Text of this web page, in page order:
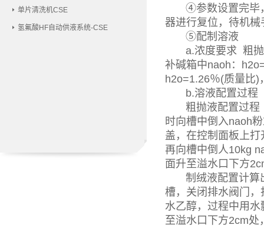
单片清洗机CSE
氢氟酸HF自动供液系统-CSE
④参数设置完毕，
器进行复位，待机械
⑤配制溶液
a.浓度要求 粗抛
补碱箱中naoh：
h2o=1.26％(质量比
b.溶液配置过程
粗抛液配置过程
时向槽中倒入naoh
盖，在控制面板上
再向槽中倒人10kg
面升至溢水口下方
制绒液配置计算出
槽，关闭排水阀门
水乙醇，过程中用
至溢水口下方2cm处